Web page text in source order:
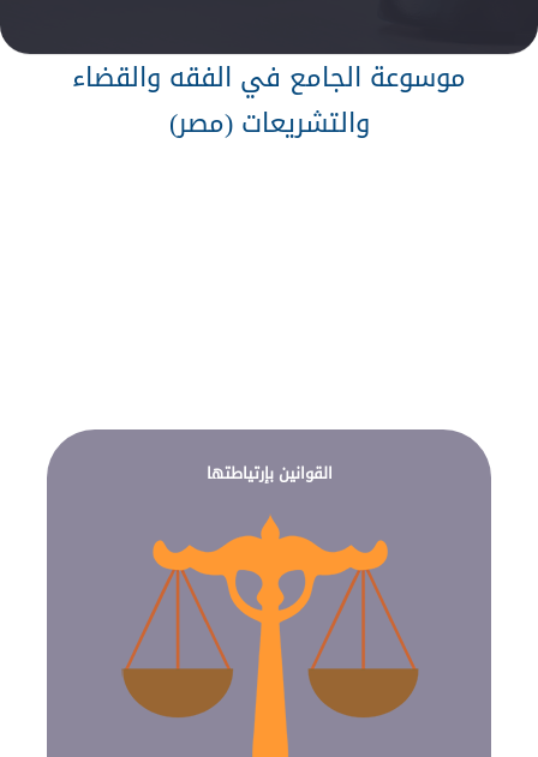
موسوعة الجامع في الفقه والقضاء
والتشريعات (مصر)
القوانين بإرتياطتها